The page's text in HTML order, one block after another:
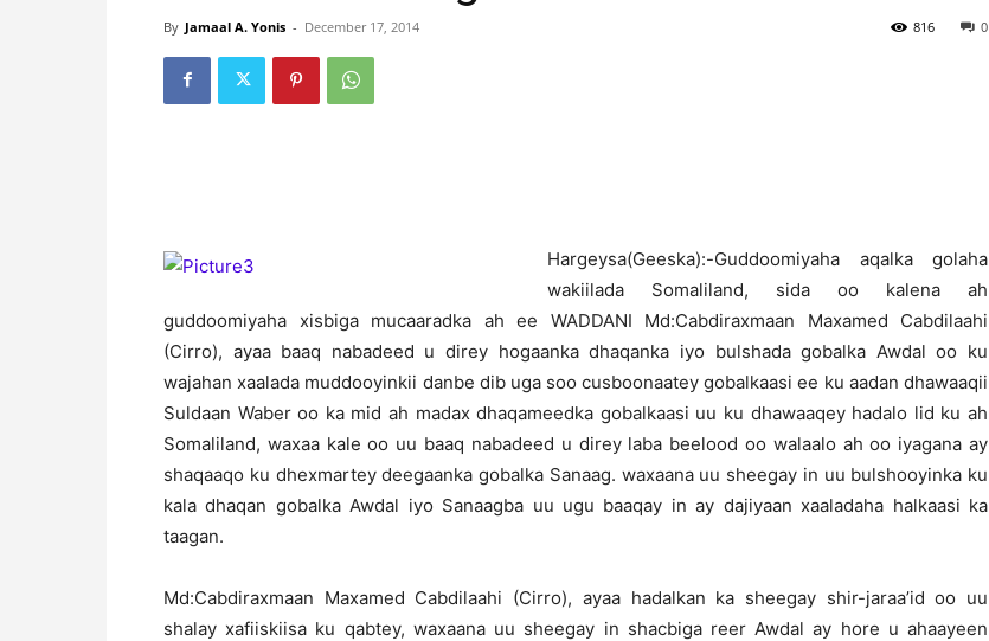
By Jamaal A. Yonis - December 17, 2014 0
816
Hargeysa(Geeska):-Guddoomiyaha aqalka golaha
wakiilada Somaliland, sida oo kalena ah
guddoomiyaha xisbiga mucaaradka ah ee WADDANI Md:Cabdiraxmaan Maxamed Cabdilaahi
(Cirro), ayaa baaq nabadeed u direy hogaanka dhaqanka iyo bulshada gobalka Awdal oo ku
wajahan xaalada muddooyinkii danbe dib uga soo cusboonaatey gobalkaasi ee ku aadan dhawaaqii
Suldaan Waber oo ka mid ah madax dhaqameedka gobalkaasi uu ku dhawaaqey hadalo lid ku ah
Somaliland, waxaa kale oo uu baaq nabadeed u direy laba beelood oo walaalo ah oo iyagana ay
shaqaaqo ku dhexmartey deegaanka gobalka Sanaag. waxaana uu sheegay in uu bulshooyinka ku
kala dhaqan gobalka Awdal iyo Sanaagba uu ugu baaqay in ay dajiyaan xaaladaha halkaasi ka
taagan.
Md:Cabdiraxmaan Maxamed Cabdilaahi (Cirro), ayaa hadalkan ka sheegay shir-jaraa’id oo uu
shalay xafiiskiisa ku qabtey, waxaana uu sheegay in shacbiga reer Awdal ay hore u ahaayeen